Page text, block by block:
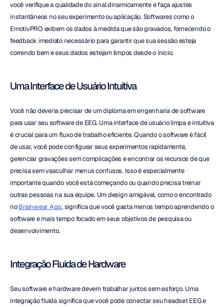
você verifique a qualidade do sinal dinamicamente e faça ajustes
instantâneos no seu experimento ou aplicação. Softwares como o
EmotivPRO exibem os dados à medida que são gravados, fornecendo o
feedback imediato necessário para garantir que sua sessão esteja
correndo bem e seus dados estejam limpos desde o início.
Uma Interface de Usuário Intuitiva
Você não deveria precisar de um diploma em engenharia de software
para usar seu software de EEG. Uma interface de usuário limpa e intuitiva
é crucial para um fluxo de trabalho eficiente. Quando o software é fácil
de usar, você pode configurar seus experimentos rapidamente,
gerenciar gravações sem complicações e encontrar os recursos de que
precisa sem vasculhar menus confusos. Isso é especialmente
importante quando você está começando ou quando precisa treinar
outras pessoas na sua equipe. Um design amigável, como o encontrado
no Brainwear App, significa que você gasta menos tempo aprendendo o
software e mais tempo focado em seus objetivos de pesquisa ou
desenvolvimento.
Integração Fluida de Hardware
Seu software e hardware devem trabalhar juntos sem esforço. Uma
integração fluida significa que você pode conectar seu headset EEG e